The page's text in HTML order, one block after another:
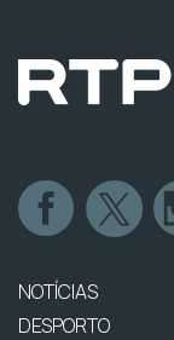
NOTÍCIAS
DESPORTO